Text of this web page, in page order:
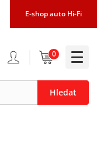
E-shop auto Hi-Fi
Hledat
0